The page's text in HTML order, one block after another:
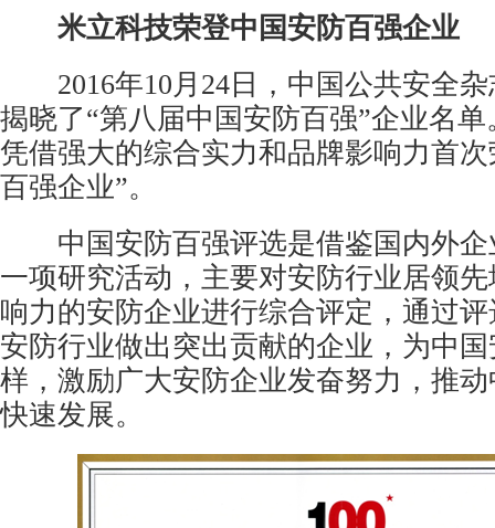
米立科技荣登中国安防百强企业
2016年10月24日， 中国公共安全
揭晓了“第八届中国安防百强”企业名
凭借强大的综合实力和品牌影响力首
百强企业”。
中国安防百强评选是借鉴国内外企
一项研究活动，主要对安防行业居领
响力的安防企业进行综合评定，通过
安防行业做出突出贡献的企业，为中
样，激励广大安防企业发奋努力，推
快速发展。